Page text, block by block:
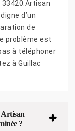
33420.Artisan
d’un
de
problème est
à téléphoner
à Guillac
Artisan
?